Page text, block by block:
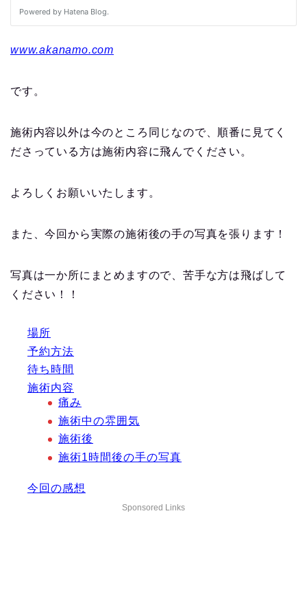
www.akanamo.com
です。
施術内容以外は今のところ同じなので、順番に見てく
ださっている方は施術内容に飛んでください。
よろしくお願いいたします。
また、今回から実際の施術後の手の写真を張ります！
写真は一か所にまとめますので、苦手な方は飛ばして
ください！！
場所
予約方法
待ち時間
施術内容
痛み
施術中の雰囲気
施術後
施術1時間後の手の写真
今回の感想
Sponsored Links